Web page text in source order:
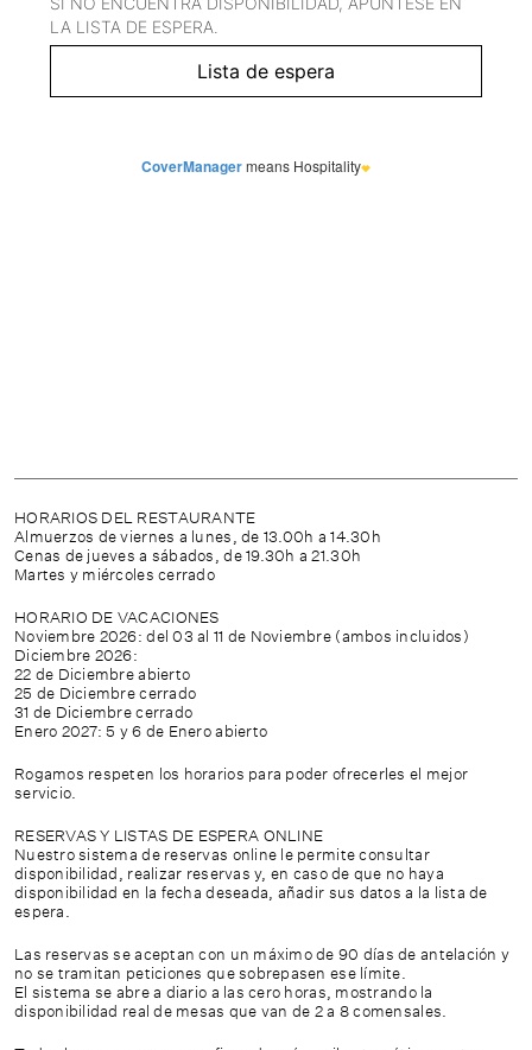
FAQ'S
CONTACTO
HORARIOS DEL RESTAURANTE
Almuerzos de viernes a lunes, de 13.00h a 14.30h
Cenas de jueves a sábados, de 19.30h a 21.30h
Martes y miércoles cerrado
HORARIO DE VACACIONES
Noviembre 2026: del 03 al 11 de Noviembre (ambos incluidos)
Diciembre 2026:
22 de Diciembre abierto
25 de Diciembre cerrado
31 de Diciembre cerrado
Enero 2027: 5 y 6 de Enero abierto
Rogamos respeten los horarios para poder ofrecerles el mejor
servicio.
RESERVAS Y LISTAS DE ESPERA ONLINE
Nuestro sistema de reservas online le permite consultar
disponibilidad, realizar reservas y, en caso de que no haya
disponibilidad en la fecha deseada, añadir sus datos a la lista de
espera.
Las reservas se aceptan con un máximo de 90 días de antelación y
no se tramitan peticiones que sobrepasen ese límite.
El sistema se abre a diario a las cero horas, mostrando la
disponibilidad real de mesas que van de 2 a 8 comensales.